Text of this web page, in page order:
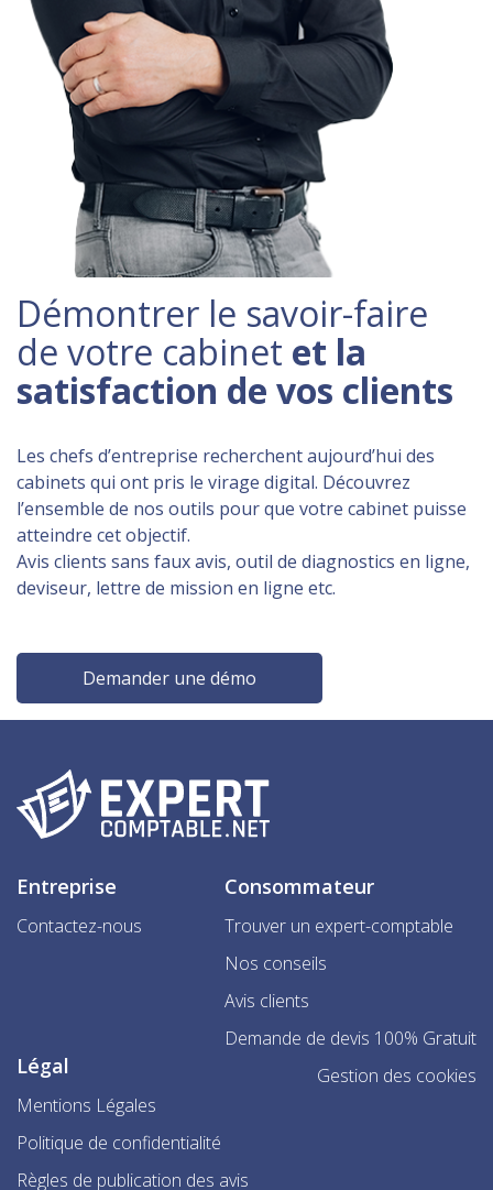
Démontrer le savoir-faire
de votre cabinet et la
satisfaction de vos clients
Les chefs d’entreprise recherchent aujourd’hui des
cabinets qui ont pris le virage digital. Découvrez
l’ensemble de nos outils pour que votre cabinet puisse
atteindre cet objectif.
Avis clients sans faux avis, outil de diagnostics en ligne,
deviseur, lettre de mission en ligne etc.
Demander une démo
Entreprise
Contactez-nous
Consommateur
Trouver un expert-comptable
Nos conseils
Avis clients
Demande de devis 100% Gratuit
Légal
Mentions Légales
Politique de confidentialité
Règles de publication des avis
Gestion des cookies